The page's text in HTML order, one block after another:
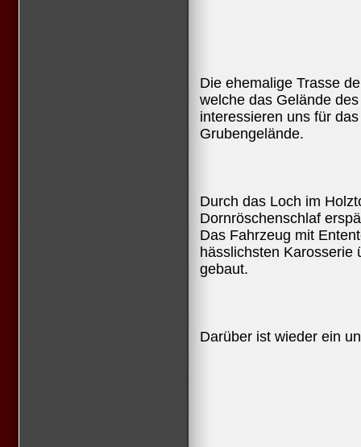
Die ehemalige Trasse
welche das Gelände
interessieren uns für
Grubengelände.
Durch das Loch im
Dornröschenschlaf
Das Fahrzeug mit
hässlichsten Karosserie
gebaut.
Darüber ist wieder ein